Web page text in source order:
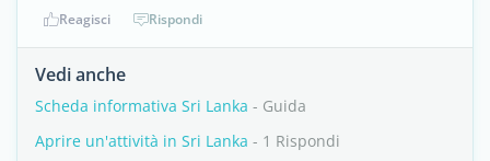
Reagisci Rispondi
Vedi anche
Scheda informativa Sri Lanka - Guida
Aprire un'attività in Sri Lanka - 1 Rispondi